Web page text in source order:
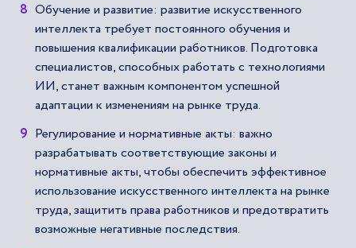
Обучение и развитие: развитие искусственного
интеллекта требует постоянного обучения и
повышения квалификации работников. Подготовка
специалистов, способных работать с технологиями
ИИ, станет важным компонентом успешной
адаптации к изменениям на рынке труда.
Регулирование и нормативные акты: важно
разрабатывать соответствующие законы и
нормативные акты, чтобы обеспечить эффективное
использование искусственного интеллекта на рынке
труда, защитить права работников и предотвратить
возможные негативные последствия.